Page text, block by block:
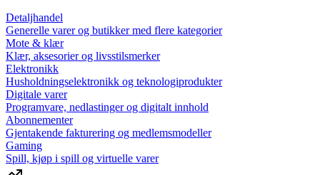
Detaljhandel
Generelle varer og butikker med flere kategorier
Mote & klær
Klær, aksesorier og livsstilsmerker
Elektronikk
Husholdningselektronikk og teknologiprodukter
Digitale varer
Programvare, nedlastinger og digitalt innhold
Abonnementer
Gjentakende fakturering og medlemsmodeller
Gaming
Spill, kjøp i spill og virtuelle varer